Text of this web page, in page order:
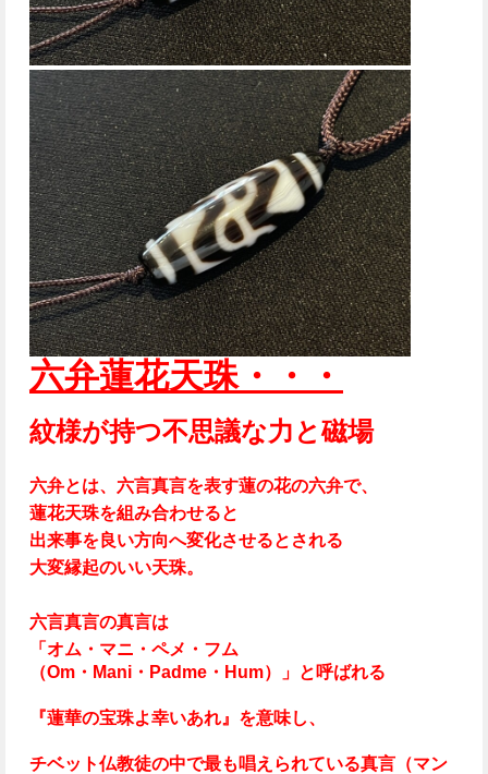
六弁蓮花天珠・・・
紋様が持つ不思議な力と磁場
六弁とは、六言真言を表す蓮の花の六弁で、
蓮花天珠を組み合わせると
出来事を良い方向へ変化させるとされる
大変縁起のいい天珠。
六言真言の真言は
「オム・マニ・ペメ・フム
（Om・Mani・Padme・Hum）」と呼ばれる
『蓮華の宝珠よ幸いあれ』を意味し、
チベット仏教徒の中で最も唱えられている真言（マン